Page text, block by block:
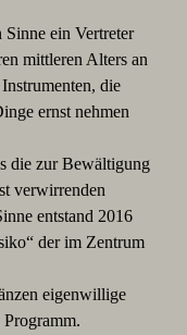
ein Vertreter
mittleren Alters an
die
ernst nehmen
die zur Bewältigung
verwirrenden
entstand 2016
der im Zentrum
eigenwillige